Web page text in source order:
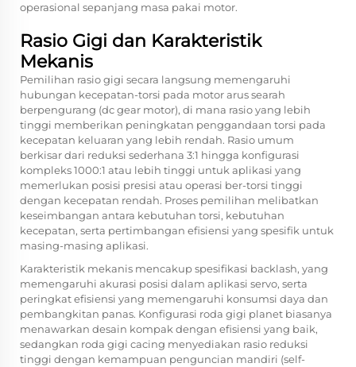
operasional sepanjang masa pakai motor.
Rasio Gigi dan Karakteristik
Mekanis
Pemilihan rasio gigi secara langsung memengaruhi
hubungan kecepatan-torsi pada motor arus searah
berpengurang (dc gear motor), di mana rasio yang lebih
tinggi memberikan peningkatan penggandaan torsi pada
kecepatan keluaran yang lebih rendah. Rasio umum
berkisar dari reduksi sederhana 3:1 hingga konfigurasi
kompleks 1000:1 atau lebih tinggi untuk aplikasi yang
memerlukan posisi presisi atau operasi ber-torsi tinggi
dengan kecepatan rendah. Proses pemilihan melibatkan
keseimbangan antara kebutuhan torsi, kebutuhan
kecepatan, serta pertimbangan efisiensi yang spesifik untuk
masing-masing aplikasi.
Karakteristik mekanis mencakup spesifikasi backlash, yang
memengaruhi akurasi posisi dalam aplikasi servo, serta
peringkat efisiensi yang memengaruhi konsumsi daya dan
pembangkitan panas. Konfigurasi roda gigi planet biasanya
menawarkan desain kompak dengan efisiensi yang baik,
sedangkan roda gigi cacing menyediakan rasio reduksi
tinggi dengan kemampuan penguncian mandiri (self-